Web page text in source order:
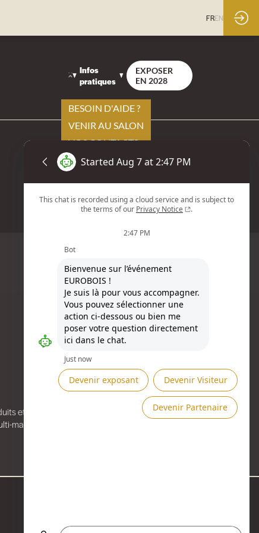
FREN
DEMANDER UN RDV →
ENVOYER UN MESSAGE →
et Matériaux de Construction du Bâtiment (PMCB), les
matériaux référent afin de mieux collecter et recycler tous les
Infos
pratiques
BESOIN D'AIDE ?
VENIR AU SALON
VOS CONTACTS
EXPOSER
EN 2028